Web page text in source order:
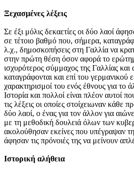
Ξεχασμένες λέξεις
Σε έξι μόλις δεκαετίες οι δύο λαοί
σε τέτοιο βαθμό που, σήμερα,
λ.χ., δημοσκοπήσεις στη Γαλλία να
στην πρώτη θέση όσον αφορά το
ισχυρότερος σύμμαχος της Γαλλίας και
καταγράφονται και επί του γερμανικού
χαρακτηρισμοί του ενός έθνους για το
Ιστορία και πολλοί είναι πλέον αυτοί
τις λέξεις οι οποίες στοίχειωναν κάθε
δύο λαοί, ο ένας για τον άλλον για
με τη μεθοδική δουλειά όλων των
ακολούθησαν εκείνες που υπέγραψαν
άφησαν τις πρόνοιές της να μείνουν
Ιστορική αλήθεια